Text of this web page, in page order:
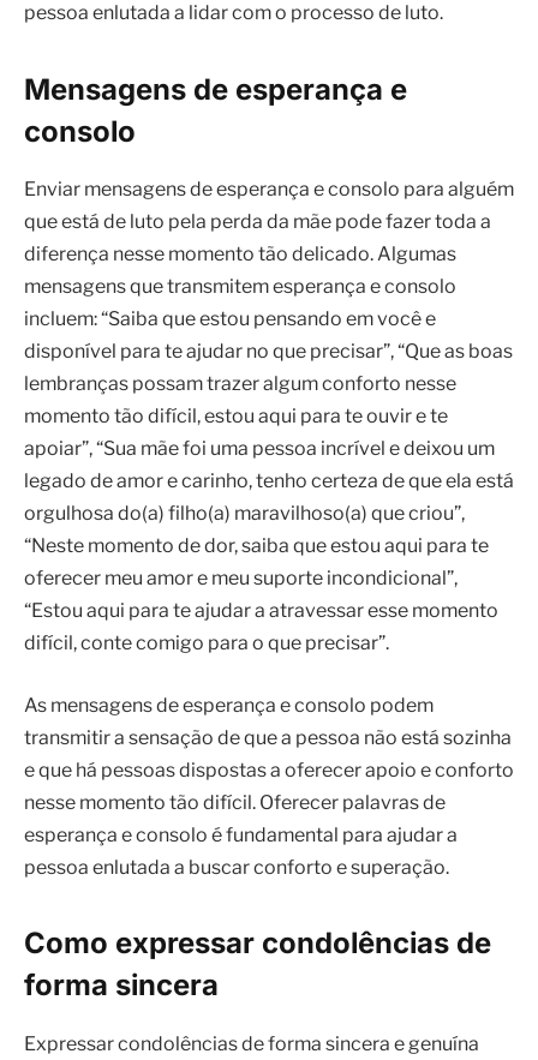
pessoa enlutada a lidar com o processo de luto.
Mensagens de esperança e
consolo
Enviar mensagens de esperança e consolo para alguém
que está de luto pela perda da mãe pode fazer toda a
diferença nesse momento tão delicado. Algumas
mensagens que transmitem esperança e consolo
incluem: “Saiba que estou pensando em você e
disponível para te ajudar no que precisar”, “Que as boas
lembranças possam trazer algum conforto nesse
momento tão difícil, estou aqui para te ouvir e te
apoiar”, “Sua mãe foi uma pessoa incrível e deixou um
legado de amor e carinho, tenho certeza de que ela está
orgulhosa do(a) filho(a) maravilhoso(a) que criou”,
“Neste momento de dor, saiba que estou aqui para te
oferecer meu amor e meu suporte incondicional”,
“Estou aqui para te ajudar a atravessar esse momento
difícil, conte comigo para o que precisar”.
As mensagens de esperança e consolo podem
transmitir a sensação de que a pessoa não está sozinha
e que há pessoas dispostas a oferecer apoio e conforto
nesse momento tão difícil. Oferecer palavras de
esperança e consolo é fundamental para ajudar a
pessoa enlutada a buscar conforto e superação.
Como expressar condolências de
forma sincera
Expressar condolências de forma sincera e genuína